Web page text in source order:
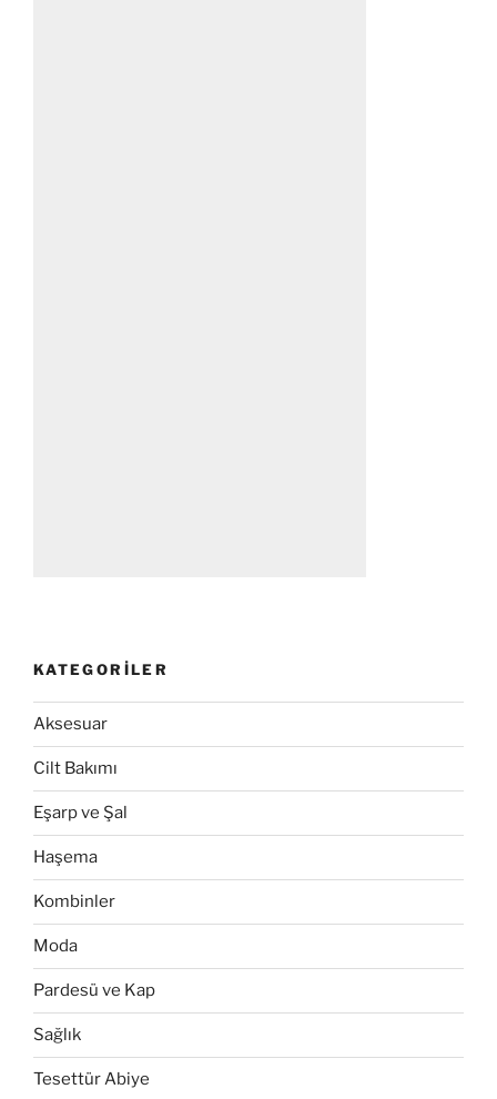
KATEGORILER
Aksesuar
Cilt Bakımı
Eşarp ve Şal
Haşema
Kombinler
Moda
Pardesü ve Kap
Sağlık
Tesettür Abiye